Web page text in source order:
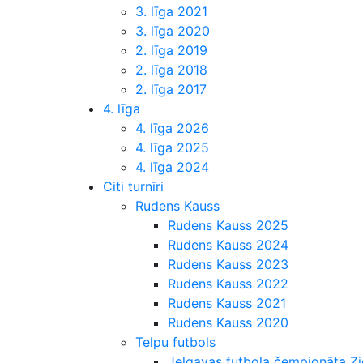
3. līga 2021
3. līga 2020
2. līga 2019
2. līga 2018
2. līga 2017
4. līga
4. līga 2026
4. līga 2025
4. līga 2024
Citi turnīri
Rudens Kauss
Rudens Kauss 2025
Rudens Kauss 2024
Rudens Kauss 2023
Rudens Kauss 2022
Rudens Kauss 2021
Rudens Kauss 2020
Telpu futbols